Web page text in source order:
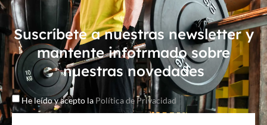
Suscríbete a nuestras newsletter y
mantente infotrmado sobre
nuestras novedades
He leído y acepto la Política de Privacidad